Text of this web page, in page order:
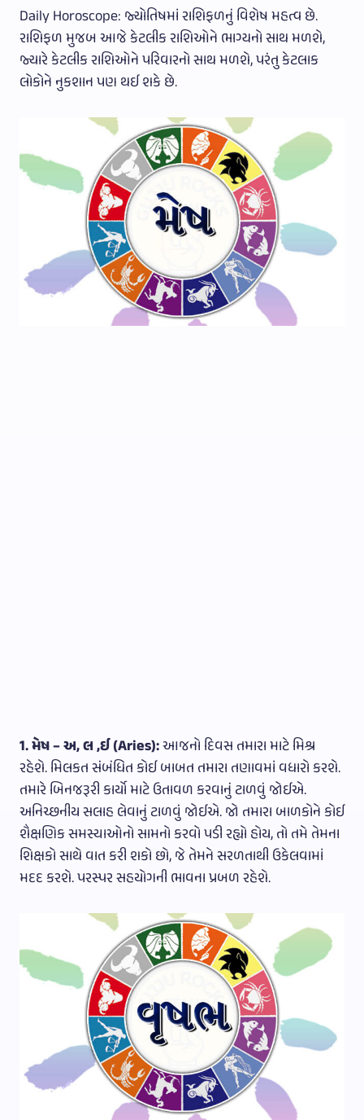
Daily Horoscope: જ્યોતિષમાં રાશિફળનું વિશેષ મહત્વ છે.
રાશિફળ મુજબ આજે કેટલીક રાશિઓને ભાગ્યનો સાથ મળશે,
જ્યારે કેટલીક રાશિઓને પરિવારનો સાથ મળશે, પરંતુ કેટલાક
લોકોને નુકશાન પણ થઈ શકે છે.
1. મેષ – અ, લ ,ઈ (Aries):આજનો દિવસ તમારા માટે મિશ્ર
રહેશે. મિલકત સંબંધિત કોઈ બાબત તમારા તણાવમાં વધારો કરશે.
તમારે બિનજરૂરી કાર્યો માટે ઉતાવળ કરવાનું ટાળવું જોઈએ.
અનિચ્છનીય સલાહ લેવાનું ટાળવું જોઈએ. જો તમારા બાળકોને કોઈ
શૈક્ષણિક સમસ્યાઓનો સામનો કરવો પડી રહ્યો હોય, તો તમે તેમના
શિક્ષકો સાથે વાત કરી શકો છો, જે તેમને સરળતાથી ઉકેલવામાં
મદદ કરશે. પરસ્પર સહયોગની ભાવના પ્રબળ રહેશે.